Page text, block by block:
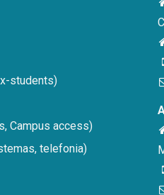
students)
Campus access)
telefonia)